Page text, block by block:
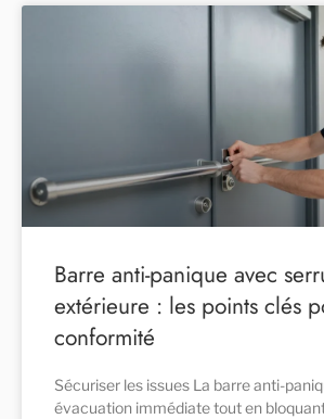
Barre anti-panique avec
extérieure : les points clés
conformité
Sécuriser les issues La barre anti-
évacuation immédiate tout en